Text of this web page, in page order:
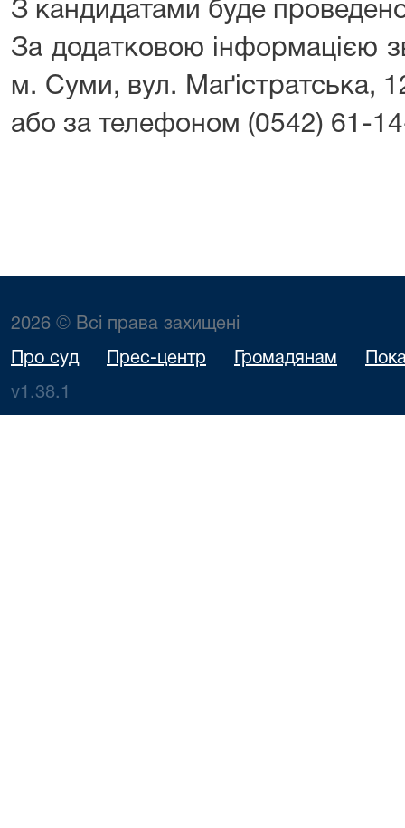
З кандидатами буде проведено
За додатковою інформацією
м. Суми, вул. Маґістратська,
або за телефоном (0542) 61-
2026 © Всі права захищені
Про суд Прес-центр Громадянам
v1.38.1